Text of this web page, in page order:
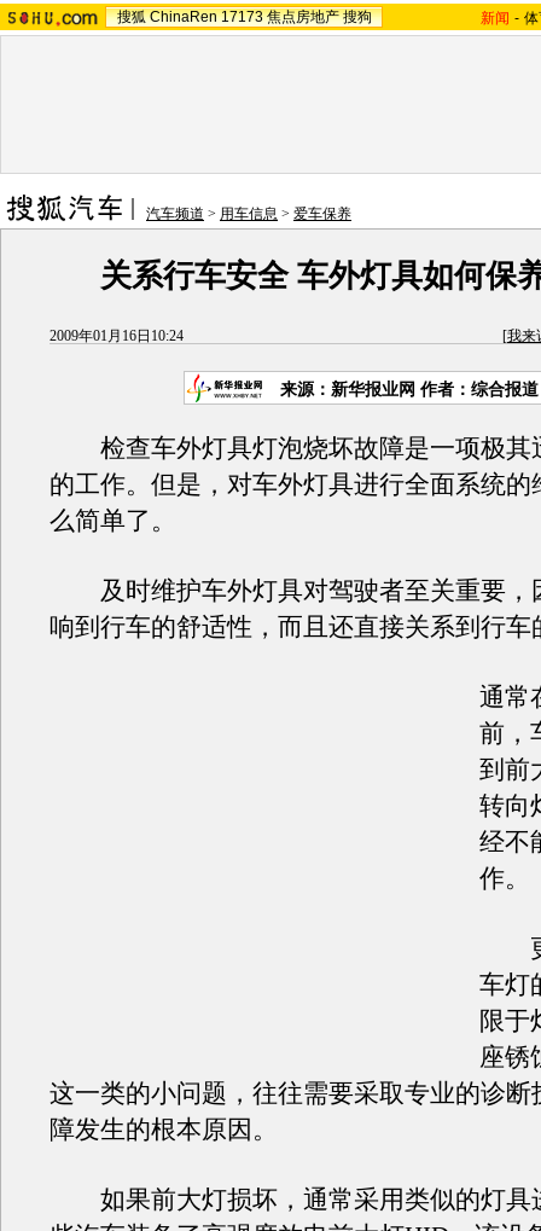
搜狐 ChinaRen 17173 焦点房地产 搜狗 新闻 -
汽车频道 > 用车信息 > 爱车保养
关系行车安全 车外灯具如何保
2009年01月16日10:24 [我来
来源： 新华报业网 作者：综合报道
检查车外灯具灯泡烧坏故障是一项极其
的工作。但是，对车外灯具进行全面系统的
么简单了。
及时维护车外灯具对驾驶者至关重要，
响到行车的舒适性，而且还直接关系到行车
通常
前，
到前
转向
经不
作。
更
车灯
限于
座锈
这一类的小问题，往往需要采取专业的诊断
障发生的根本原因。
如果前大灯损坏，通常采用类似的灯具